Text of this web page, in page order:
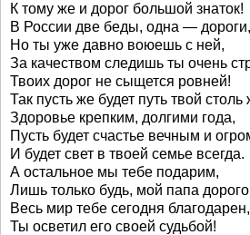
К тому же и дорог большой знаток!
В России две беды, одна — дороги,
Но ты уже давно воюешь с ней,
За качеством следишь ты очень
Твоих дорог не сыщется ровней!
Так пусть же будет путь твой
Здоровье крепким, долгими года,
Пусть будет счастье вечным и
И будет свет в твоей семье всегда.
А остальное мы тебе подарим,
Лишь только будь, мой папа
Весь мир тебе сегодня благодарен,
Ты осветил его своей судьбой!